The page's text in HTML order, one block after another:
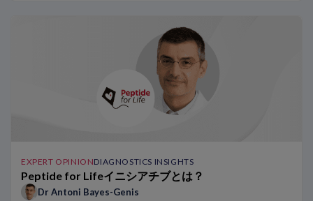
日本の医療機関における0h/1hアルゴリズムのベネフィット
0h/1hアルゴリズムを用いた患者の事例紹介
BNPとNT-proBNPの比較：専門家による見解
ARNi BNPによる治療がナトリウム利尿ペプチドの使用に及ぼ
予後予測およびモニタリングを目的としたNT-proBNPの使用
病院で迅速アルゴリズムを実施する際に考慮すべき点
TRAPID-AMI試験：AMIの迅速なルールイン／ルールアウト
胸痛患者におけるhs-Tn 0h/1hアルゴリズムのベネフィット
NT-proBNPが生み出す違い：Dr Januzziによる受け持ち患者
EXPERT OPINIONDIAGNOSTICS INSIGHTS
Peptide for Lifeイニシアチブとは？
Dr Antoni Bayes-Genis